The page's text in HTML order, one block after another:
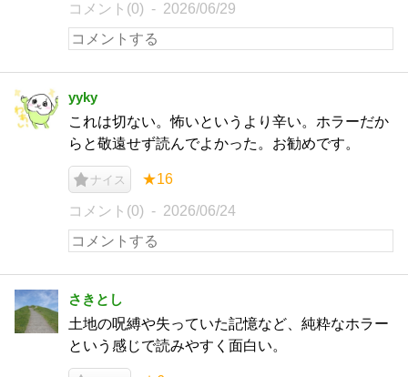
コメント(0) 2026/06/29
yyky
これは切ない。怖いというより辛い。ホラーだか
らと敬遠せず読んでよかった。お勧めです。
ナイス ★16
コメント(0) 2026/06/24
さきとし
土地の呪縛や失っていた記憶など、純粋なホラー
という感じで読みやすく面白い。